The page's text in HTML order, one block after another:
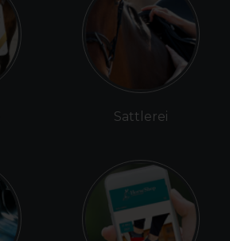
Sattlerei